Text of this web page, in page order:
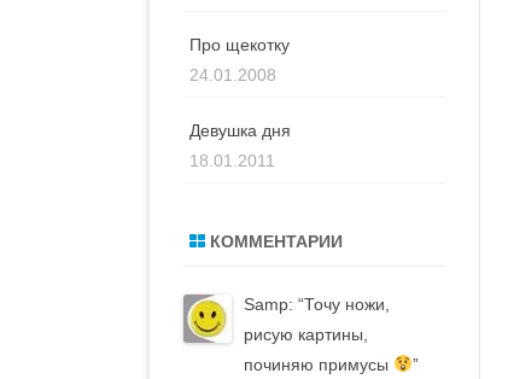
Про щекотку
24.01.2008
Девушка дня
18.01.2011
КОММЕНТАРИИ
Samp: “Точу ножи,
рисую картины,
починяю примусы
”